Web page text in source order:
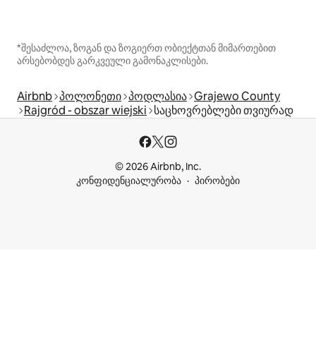
*შესაძლოა, ზოგან და ზოგიერთ ობიექტთან მიმართებით
არსებობდეს გარკვეული გამონაკლისები.
Airbnb პოლონეთი პოდლასია Grajewo County
Rajgród - obszar wiejski საცხოვრებლები თვიურად
© 2026 Airbnb, Inc.
კონფიდენციალურობა
პირობები